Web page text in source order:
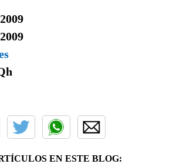
EN ESTE BLOG: